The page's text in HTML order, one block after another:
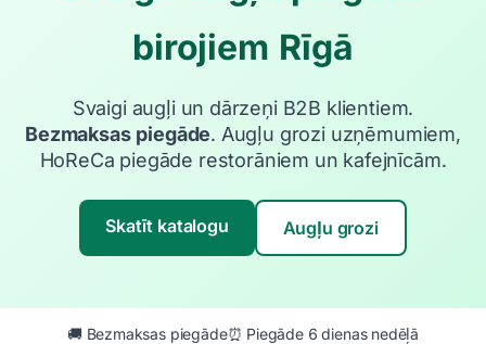
birojiem Rīgā
Svaigi augļi un dārzeņi B2B klientiem.
Bezmaksas piegāde. Augļu grozi uzņēmumiem,
HoReCa piegāde restorāniem un kafejnīcām.
Skatīt katalogu Augļu grozi
🚚 Bezmaksas piegāde⏰ Piegāde 6 dienas nedēļā